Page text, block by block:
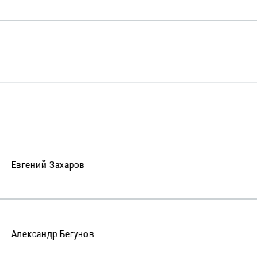
Евгений Захаров
Александр Бегунов